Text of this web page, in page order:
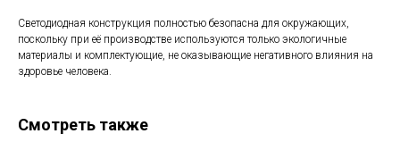
Светодиодная конструкция полностью безопасна для окружающих,
поскольку при её производстве используются только экологичные
материалы и комплектующие, не оказывающие негативного влияния на
здоровье человека.
Смотреть также